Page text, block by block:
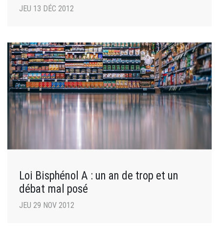
JEU 13 DÉC 2012
Loi Bisphénol A : un an de trop et un
débat mal posé
JEU 29 NOV 2012